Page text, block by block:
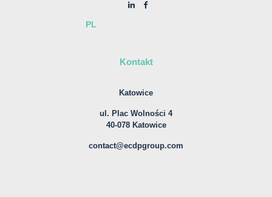
PL
Kontakt
Katowice
ul. Plac Wolności 4
40-078 Katowice
contact@ecdpgroup.com